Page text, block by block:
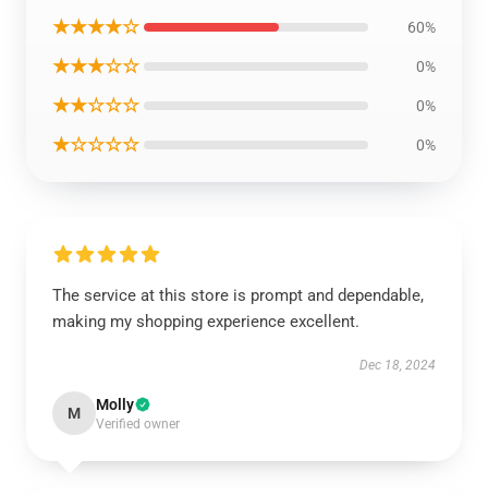
★★★★☆ 60%
★★★☆☆ 0%
★★☆☆☆ 0%
★☆☆☆☆ 0%
The service at this store is prompt and dependable,
making my shopping experience excellent.
Dec 18, 2024
M Molly
Verified owner